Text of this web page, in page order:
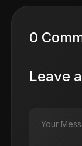
0
Leave